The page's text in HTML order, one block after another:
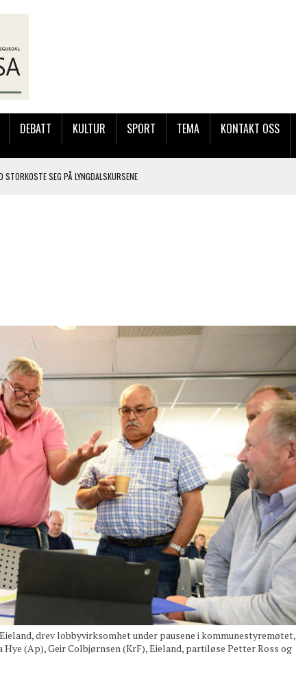
DEBATT KULTUR SPORT TEMA KONTAKT OSS
STORKOSTE SEG PÅ LYNGDALSKURSENE
HUN UT PÅ SØRLANDSUTSTILLINGEN.
drev lobbyvirksomhet under pausene i kommunestyremøtet,
(Ap), Geir Colbjørnsen (KrF), Eieland, partiløse Petter Ross og